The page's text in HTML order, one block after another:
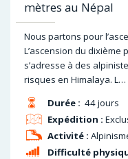
mètres au Népal
Nous partons pour
L’ascension du dixième
s’adresse à des
risques en Himalaya. L…
Durée : 44 jours
Difficulté
Expédition :
Activité :